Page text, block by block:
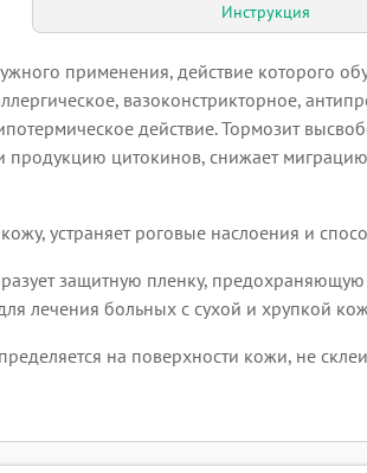
Инструкция
применения, действие которого
вазоконстрикторное,
действие. Тормозит
продукцию цитокинов, снижает
устраняет роговые наслоения и
защитную пленку,
лечения больных с сухой и хрупкой
на поверхности кожи, не